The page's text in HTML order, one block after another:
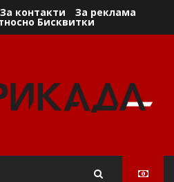
За контакти За реклама
Бисквитки